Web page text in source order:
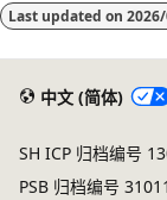
Last updated on
中文 (简体)
SH ICP 归档编号
PSB 归档编号